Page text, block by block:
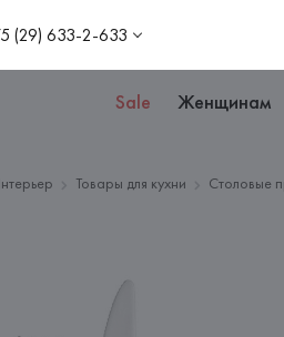
(29) 633-2-633
Sale Женщинам
Товары для кухни Столовые